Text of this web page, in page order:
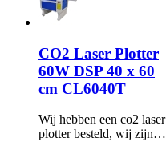
CO2 Laser Plotter
60W DSP 40 x 60
cm CL6040T
Wij hebben een co2 laser
plotter besteld, wij zijn…